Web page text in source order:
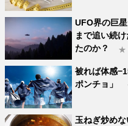
UFO界の巨
まで追い続
たのか？
★
被れば体感
ポンチョ」
玉ねぎ炒め